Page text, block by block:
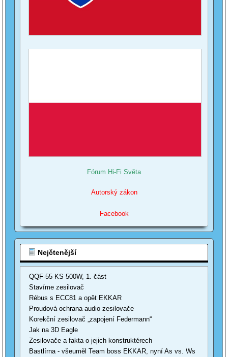
Fórum Hi-Fi Světa
Autorský zákon
Facebook
Nejčtenější
QQF-55 KS 500W, 1. část
Stavíme zesilovač
Rébus s ECC81 a opět EKKAR
Proudová ochrana audio zesilovače
Korekční zesilovač „zapojení Federmann“
Jak na 3D Eagle
Zesilovače a fakta o jejich konstruktérech
Bastlírna - všeuměl Team boss EKKAR, nyní As vs. Ws